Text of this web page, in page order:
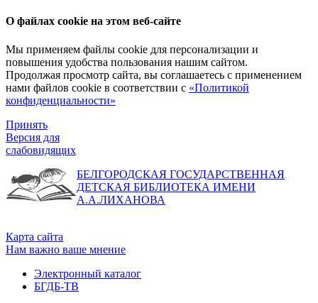
О файлах cookie на этом веб-сайте
Мы применяем файлы cookie для персонализации и
повышения удобства пользования нашим сайтом.
Продолжая просмотр сайта, вы соглашаетесь с применением
нами файлов cookie в соответствии с «Политикой
конфиденциальности»
Принять
Версия для
слабовидящих
БЕЛГОРОДСКАЯ ГОСУДАРСТВЕННАЯ
ДЕТСКАЯ БИБЛИОТЕКА ИМЕНИ
А.А.ЛИХАНОВА
Карта сайта
Нам важно ваше мнение
Электронный каталог
БГДБ-ТВ